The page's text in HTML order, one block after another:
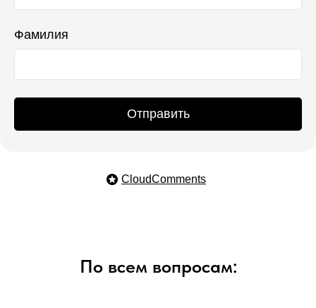
Фамилия
Отправить
CloudComments
По всем вопросам: